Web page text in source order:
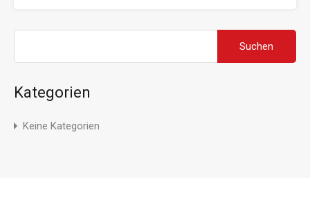
nach:
Kategorien
Keine Kategorien